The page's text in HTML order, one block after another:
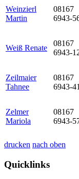
Weinzierl
Martin
08167
6943-
Weiß Renate
08167
6943-
Zeilmaier
Tahnee
08167
6943-41
Zelmer
Mariola
08167
6943-
drucken nach oben
Quicklinks